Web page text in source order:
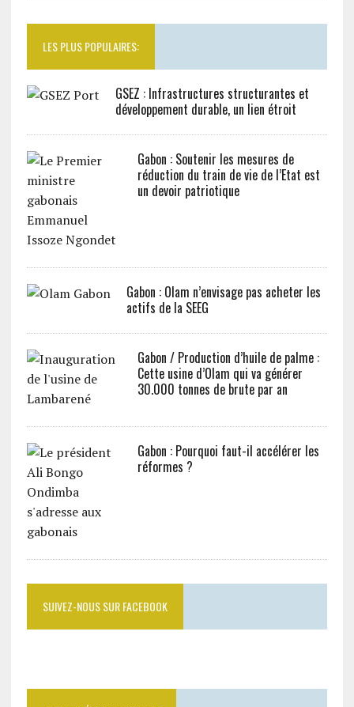
LES PLUS POPULAIRES:
GSEZ : Infrastructures structurantes et
développement durable, un lien étroit
Gabon : Soutenir les mesures de
réduction du train de vie de l’Etat est
un devoir patriotique
Gabon : Olam n’envisage pas acheter les
actifs de la SEEG
Gabon / Production d’huile de palme :
Cette usine d’Olam qui va générer
30.000 tonnes de brute par an
Gabon : Pourquoi faut-il accélérer les
réformes ?
SUIVEZ-NOUS SUR FACEBOOK